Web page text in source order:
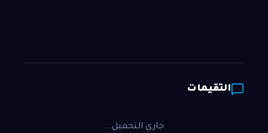
التقيمات
جاري التحميل...